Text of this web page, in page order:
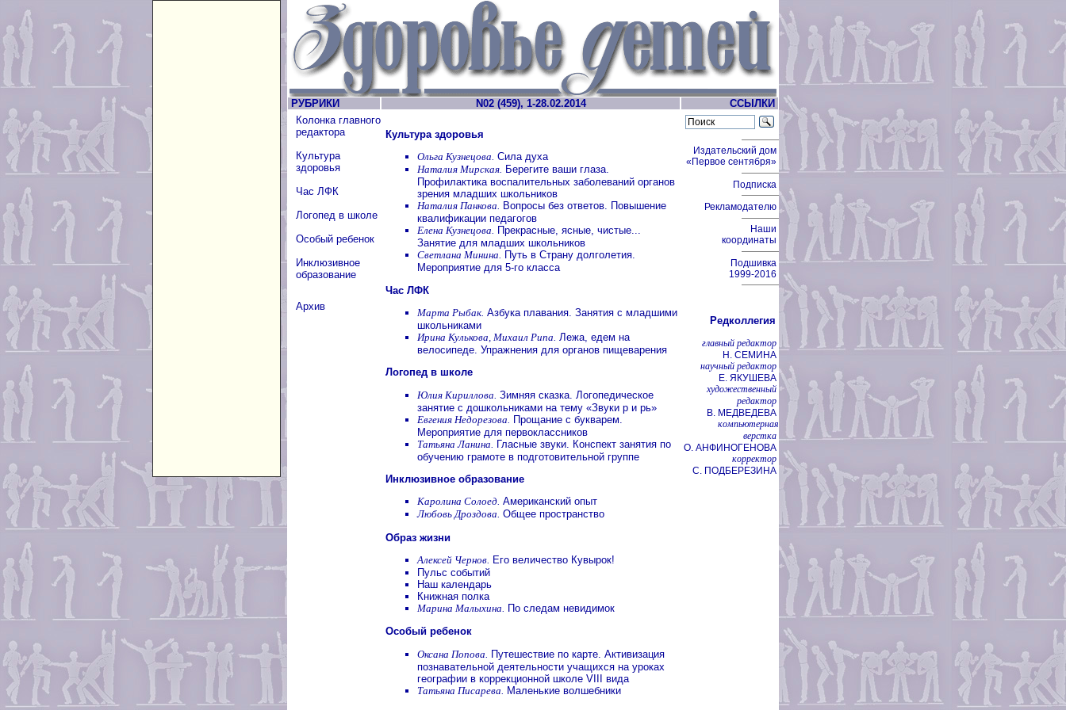
РУБРИКИ N02 (459), 1-28.02.2014
ССЫЛКИ
Колонка главного
редактора
Культура
здоровья
Час ЛФК
Логопед в школе
Особый ребенок
Инклюзивное
образование
Архив
Культура здоровья
Ольга Кузнецова. Сила духа
Наталия Мирская. Берегите ваши глаза.
Профилактика воспалительных заболеваний органов
зрения младших школьников
Наталия Панкова. Вопросы без ответов. Повышение
квалификации педагогов
Елена Кузнецова. Прекрасные, ясные, чистые...
Занятие для младших школьников
Светлана Минина. Путь в Страну долголетия.
Мероприятие для 5-го класса
Час ЛФК
Марта Рыбак. Азбука плавания. Занятия с младшими
школьниками
Ирина Кулькова, Михаил Рипа. Лежа, едем на
велосипеде. Упражнения для органов пищеварения
Логопед в школе
Юлия Кириллова. Зимняя сказка. Логопедическое
занятие с дошкольниками на тему «Звуки р и рь»
Евгения Недорезова. Прощание с букварем.
Мероприятие для первоклассников
Татьяна Ланина. Гласные звуки. Конспект занятия по
обучению грамоте в подготовительной группе
Инклюзивное образование
Каролина Солоед. Американский опыт
Любовь Дроздова. Общее пространство
Образ жизни
Алексей Чернов. Его величество Кувырок!
Пульс событий
Наш календарь
Книжная полка
Марина Малыхина.
По следам невидимок
Особый ребенок
Оксана Попова. Путешествие по карте. Активизация
познавательной деятельности учащихся на уроках
географии в коррекционной школе VIII вида
Татьяна Писарева. Маленькие волшебники
Издательский дом
«Первое сентября»
Подписка
Рекламодателю
Наши
координаты
Подшивка
1999-2016
Редколлегия
главный редактор
Н. СЕМИНА
научный редактор
Е. ЯКУШЕВА
художественный
редактор
В. МЕДВЕДЕВА
компьютерная
верстка
О. АНФИНОГЕНОВА
корректор
С. ПОДБЕРЕЗИНА